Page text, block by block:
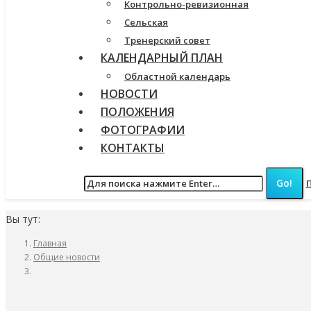
Контрольно-ревизионная
Сельская
Тренерский совет
КАЛЕНДАРНЫЙ ПЛАН
Областной календарь
НОВОСТИ
ПОЛОЖЕНИЯ
ФОТОГРАФИИ
КОНТАКТЫ
Вы тут:
Главная
Общие новости